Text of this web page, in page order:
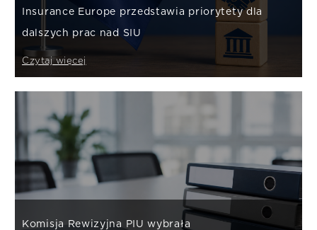
Insurance Europe przedstawia priorytety dla
dalszych prac nad SIU
Czytaj więcej
Komisja Rewizyjna PIU wybrała